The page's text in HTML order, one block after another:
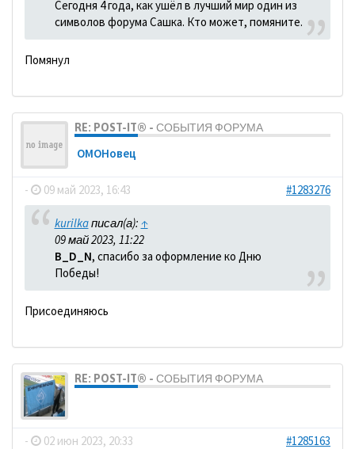
Сегодня 4 года, как ушёл в лучший мир один из
символов форума Сашка. Кто может, помяните.
Помянул
RE: POST-IT® - СОБЫТИЯ ФОРУМА
ОМОНовец
- 09 май 2023, 16:43 #1283276
kurilkaписал(а): ↑
09 май 2023, 11:22
B_D_N, спасибо за оформление ко Дню
Победы!
Присоединяюсь
RE: POST-IT® - СОБЫТИЯ ФОРУМА
- 02 июн 2023, 20:33
#1285163